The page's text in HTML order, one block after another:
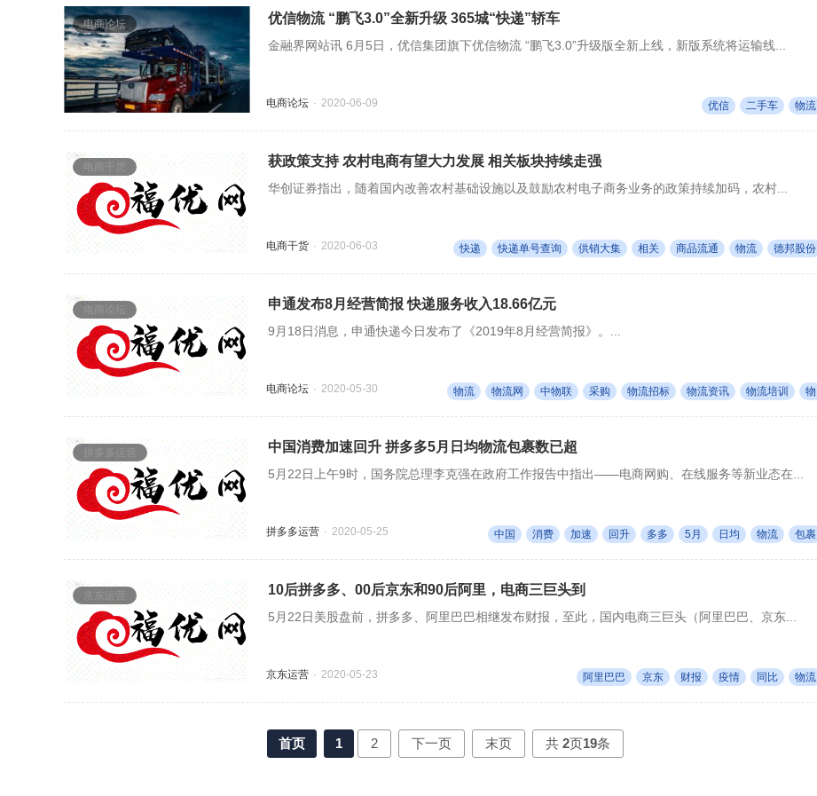
优信物流 “鹏飞3.0”全新升级 365城“快递”轿车
金融界网站讯 6月5日，优信集团旗下优信物流 “鹏飞3.0”升级版全新上线，新版系统将运输线...
电商论坛 2020-06-09 优信 二手车 物流
电商论坛
获政策支持 农村电商有望大力发展 相关板块持续走强
华创证券指出，随着国内改善农村基础设施以及鼓励农村电子商务业务的政策持续加码，农村...
电商干货 2020-06-03 快递 快递单号查询 供销大集 相关 商品流通 物流 德邦股份
电商干货
申通发布8月经营简报 快递服务收入18.66亿元
9月18日消息，申通快递今日发布了《2019年8月经营简报》。...
电商论坛 2020-05-30 物流 物流网 中物联 采购 物流招标 物流资讯 物流培训 物
电商论坛
中国消费加速回升 拼多多5月日均物流包裹数已超
5月22日上午9时，国务院总理李克强在政府工作报告中指出——电商网购、在线服务等新业态在...
拼多多运营 2020-05-25 中国 消费 加速 回升 多多 5月 日均 物流 包裹
拼多多运营
10后拼多多、00后京东和90后阿里，电商三巨头到
5月22日美股盘前，拼多多、阿里巴巴相继发布财报，至此，国内电商三巨头（阿里巴巴、京东...
京东运营 2020-05-23 阿里巴巴 京东 财报 疫情 同比 物流
京东运营
首页 1 2 下一页 末页 共 2页19条